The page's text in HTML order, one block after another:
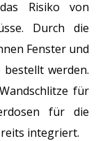
Risiko von
Durch die
Fenster und
werden.
für
für die
integriert.